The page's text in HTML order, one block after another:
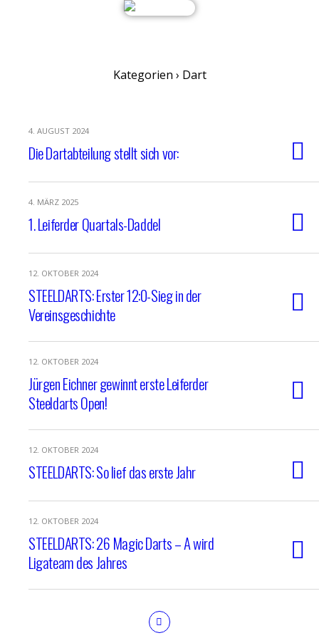
Kategorien › Dart
4. AUGUST 2024
Die Dartabteilung stellt sich vor:
4. MÄRZ 2025
1. Leiferder Quartals-Daddel
12. OKTOBER 2024
STEELDARTS: Erster 12:0-Sieg in der
Vereinsgeschichte
12. OKTOBER 2024
Jürgen Eichner gewinnt erste Leiferder
Steeldarts Open!
12. OKTOBER 2024
STEELDARTS: So lief das erste Jahr
12. OKTOBER 2024
STEELDARTS: 26 Magic Darts – A wird
Ligateam des Jahres